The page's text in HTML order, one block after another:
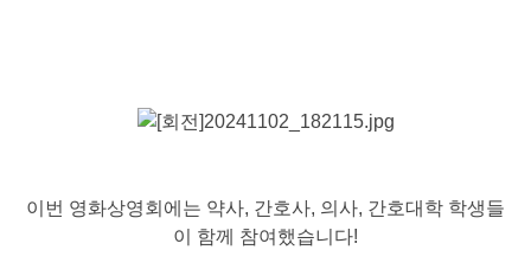
이번 영화상영회에는 약사, 간호사, 의사, 간호대학 학생들
이 함께 참여했습니다!